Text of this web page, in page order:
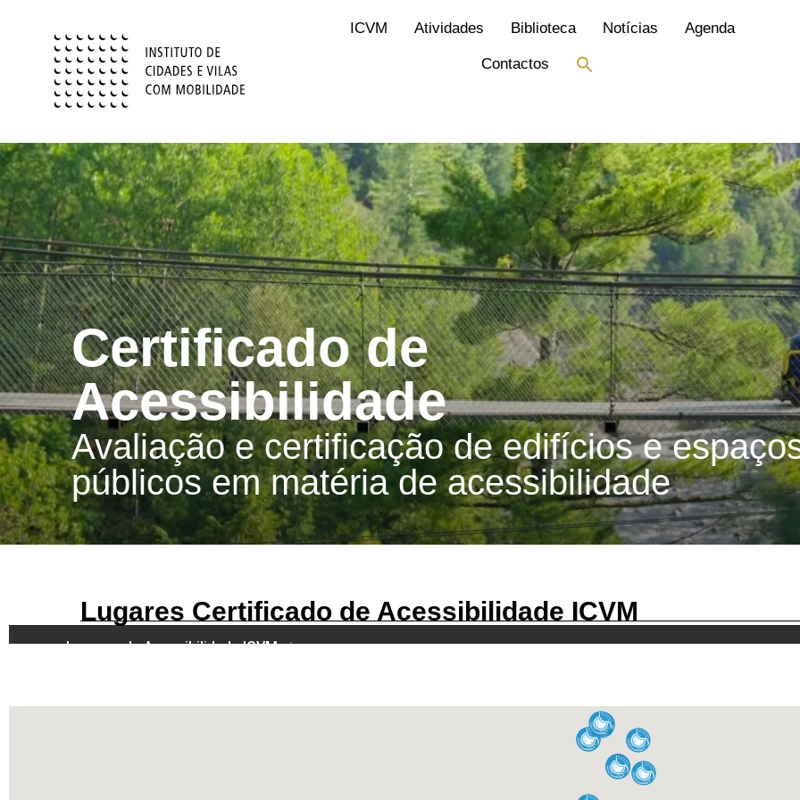
ICVM Atividades Biblioteca Notícias Agenda
Contactos
Certificado de
Acessibilidade
Avaliação e certificação de edifícios e
públicos em matéria de acessibilidade
Lugares Certificado de Acessibilidade ICVM